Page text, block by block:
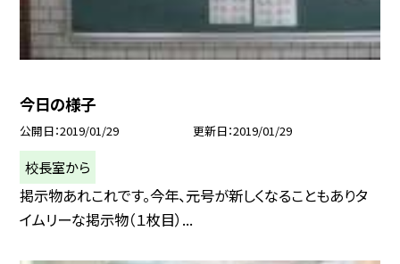
今日の様子
公開日 2019/01/29 更新日 2019/01/29
校長室から
掲示物あれこれです。今年、元号が新しくなることもありタ
イムリーな掲示物（１枚目）...